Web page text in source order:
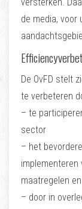
de media, voor
De OvFD stelt
te verbeteren
– te
sector
– het
maatregelen en
– door in